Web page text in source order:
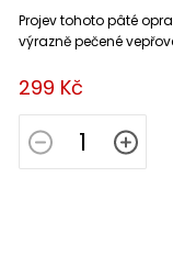
299 Kč
Projev tohoto pâté
výrazně pečené